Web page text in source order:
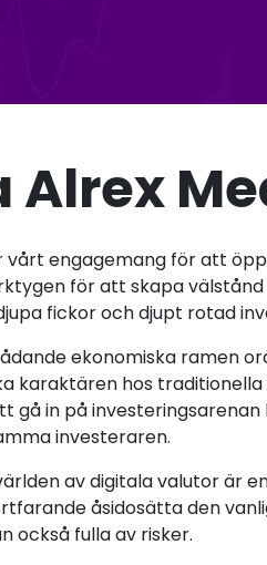
Alrex
vårt engagemang för att
för att skapa
fickor och djupt rotad
ekonomiska ramen
karaktären hos
gå in på
investeraren.
av digitala valutor är
åsidosätta den
också fulla av risker.